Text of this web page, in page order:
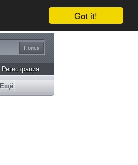
Got it!
Регистрация
Ещё